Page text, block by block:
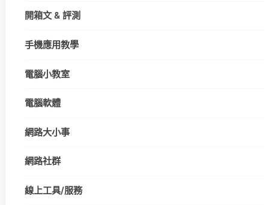
開箱文 & 評測
手機應用教學
電腦小教室
電腦軟體
網路大小事
網路社群
線上工具/服務